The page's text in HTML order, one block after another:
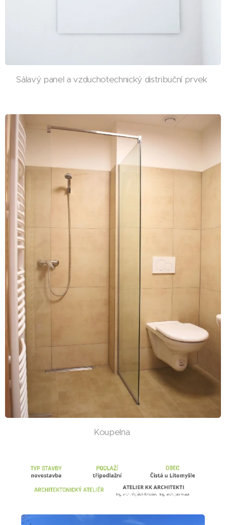
Sálavý panel a vzduchotechnický distribuční prvek
Koupelna